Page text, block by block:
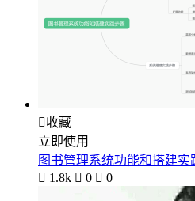
收藏
立即使用
图书管理系统功能和搭建实
 1.8k  0  0